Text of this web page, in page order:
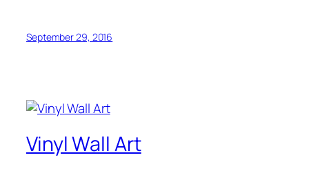
September 29, 2016
Vinyl Wall Art